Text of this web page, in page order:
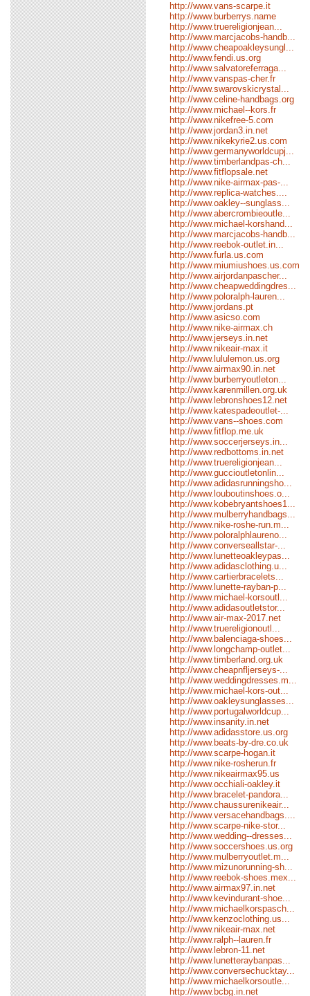
http://www.vans-scarpe.it
http://www.burberrys.name
http://www.truereligionjean...
http://www.marcjacobs-handb...
http://www.cheapoakleysungl...
http://www.fendi.us.org
http://www.salvatoreferraga...
http://www.vanspas-cher.fr
http://www.swarovskicrystal...
http://www.celine-handbags.org
http://www.michael--kors.fr
http://www.nikefree-5.com
http://www.jordan3.in.net
http://www.nikekyrie2.us.com
http://www.germanyworldcupj...
http://www.timberlandpas-ch...
http://www.fitflopsale.net
http://www.nike-airmax-pas-...
http://www.replica-watches....
http://www.oakley--sunglass...
http://www.abercrombieoutle...
http://www.michael-korshand...
http://www.marcjacobs-handb...
http://www.reebok-outlet.in...
http://www.furla.us.com
http://www.miumiushoes.us.com
http://www.airjordanpascher...
http://www.cheapweddingdres...
http://www.poloralph-lauren...
http://www.jordans.pt
http://www.asicso.com
http://www.nike-airmax.ch
http://www.jerseys.in.net
http://www.nikeair-max.it
http://www.lululemon.us.org
http://www.airmax90.in.net
http://www.burberryoutleton...
http://www.karenmillen.org.uk
http://www.lebronshoes12.net
http://www.katespadeoutlet-...
http://www.vans--shoes.com
http://www.fitflop.me.uk
http://www.soccerjerseys.in...
http://www.redbottoms.in.net
http://www.truereligionjean...
http://www.guccioutletonlin...
http://www.adidasrunningsho...
http://www.louboutinshoes.o...
http://www.kobebryantshoes1...
http://www.mulberryhandbags...
http://www.nike-roshe-run.m...
http://www.poloralphlaureno...
http://www.converseallstar-...
http://www.lunetteoakleypas...
http://www.adidasclothing.u...
http://www.cartierbracelets...
http://www.lunette-rayban-p...
http://www.michael-korsoutl...
http://www.adidasoutletstor...
http://www.air-max-2017.net
http://www.truereligionoutl...
http://www.balenciaga-shoes...
http://www.longchamp-outlet...
http://www.timberland.org.uk
http://www.cheapnfljerseys-...
http://www.weddingdresses.m...
http://www.michael-kors-out...
http://www.oakleysunglasses...
http://www.portugalworldcup...
http://www.insanity.in.net
http://www.adidasstore.us.org
http://www.beats-by-dre.co.uk
http://www.scarpe-hogan.it
http://www.nike-rosherun.fr
http://www.nikeairmax95.us
http://www.occhiali-oakley.it
http://www.bracelet-pandora...
http://www.chaussurenikeair...
http://www.versacehandbags....
http://www.scarpe-nike-stor...
http://www.wedding--dresses...
http://www.soccershoes.us.org
http://www.mulberryoutlet.m...
http://www.mizunorunning-sh...
http://www.reebok-shoes.mex...
http://www.airmax97.in.net
http://www.kevindurant-shoe...
http://www.michaelkorspasch...
http://www.kenzoclothing.us...
http://www.nikeair-max.net
http://www.ralph--lauren.fr
http://www.lebron-11.net
http://www.lunetteraybanpas...
http://www.conversechucktay...
http://www.michaelkorsoutle...
http://www.bcbg.in.net